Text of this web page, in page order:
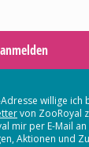
willige ich
von ZooRoyal
mir per E-Mail
Aktionen und